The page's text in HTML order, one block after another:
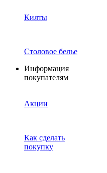
Килты
Столовое белье
Информация
покупателям
Акции
Как сделать
покупку